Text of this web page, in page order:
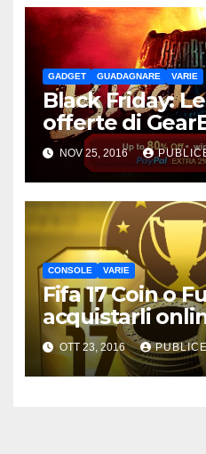
GADGET GUADAGNARE VARIE
Black Friday:
offerte di
NOV 25, 2016
CONSOLE VARIE
Fifa 17 Coin o
acquistarli
OTT 23, 2016